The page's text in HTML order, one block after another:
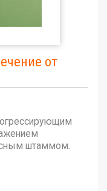
от
штаммом.